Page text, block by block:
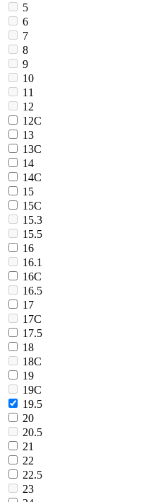
5
6
7
8
9
10
11
12
12C
13
13C
14
14C
15
15C
15.3
15.5
16
16.1
16C
16.5
17
17C
17.5
18
18C
19
19C
19.5
20
20.5
21
22
22.5
23